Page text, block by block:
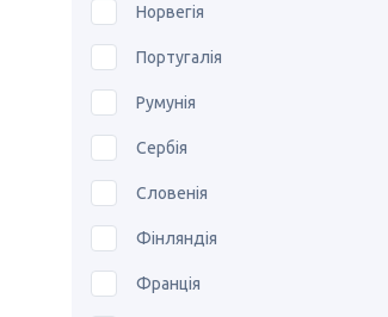
Норвегія
Португалія
Румунія
Сербія
Словенія
Фінляндія
Франція